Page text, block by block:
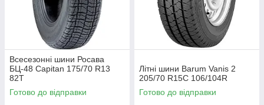
Всесезонні шини Росава
БЦ-48 Capitan 175/70 R13
82T
Готово до відправки
Літні шини Barum Vanis 2
205/70 R15C 106/104R
Готово до відправки